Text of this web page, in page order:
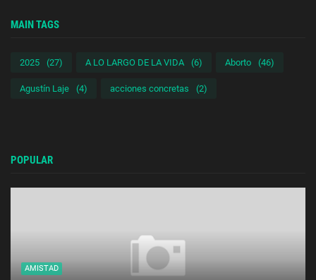
MAIN TAGS
2025 (27) A LO LARGO DE LA VIDA (6) Aborto (46)
Agustín Laje (4) acciones concretas (2)
POPULAR
AMISTAD